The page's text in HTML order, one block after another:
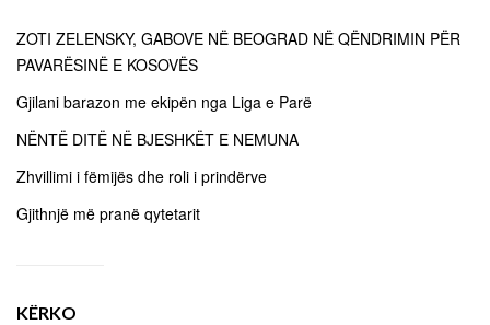
ZOTI ZELENSKY, GABOVE NË BEOGRAD NË QËNDRIMIN PËR
PAVARËSINË E KOSOVËS
Gjilani barazon me ekipën nga Liga e Parë
NËNTË DITË NË BJESHKËT E NEMUNA
Zhvillimi i fëmijës dhe roli i prindërve
Gjithnjë më pranë qytetarit
KËRKO